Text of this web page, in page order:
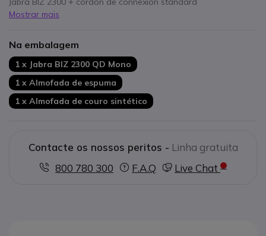
Mostrar mais
Na embalagem
1 x Jabra BIZ 2300 QD Mono
1 x Almofada de espuma
1 x Almofada de couro sintético
Contacte os nossos peritos - Linha gratuita
800 780 300
F.A.Q Live Chat